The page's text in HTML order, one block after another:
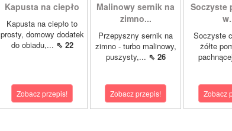
Kapusta na ciepło
Kapusta na ciepło to
prosty, domowy dodatek
do obiadu,... ⇖ 22
Zobacz przepis!
Malinowy sernik na
zimno...
Przepyszny sernik na
zimno - turbo malinowy,
puszysty,... ⇖ 26
Zobacz przepis!
Soczyste
Soczyste
żółte
Zobacz